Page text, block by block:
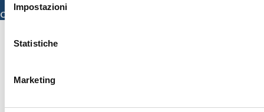
Impostazioni
Statistiche
Marketing
Specializzazione)
Credits